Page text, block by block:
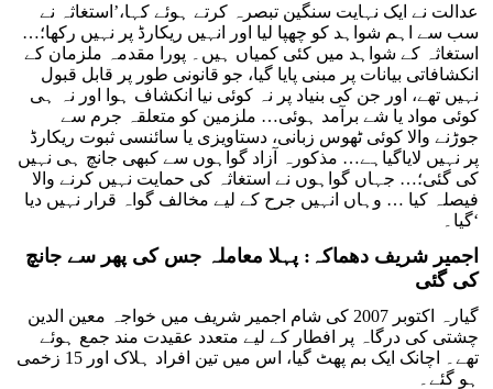
عدالت نے ایک نہایت سنگین تبصرہ کرتے ہوئے کہا،’استغاثہ نے
سب سے اہم شواہد کو چھپا لیا اور انہیں ریکارڈ پر نہیں رکھا؛…
استغاثہ کے شواہد میں کئی کمیاں ہیں۔ پورا مقدمہ ملزمان کے
انکشافاتی بیانات پر مبنی پایا گیا، جو قانونی طور پر قابل قبول
نہیں تھے، اور جن کی بنیاد پر نہ کوئی نیا انکشاف ہوا اور نہ ہی
کوئی مواد یا شے برآمد ہوئی… ملزمین کو متعلقہ جرم سے
جوڑنے والا کوئی ٹھوس زبانی، دستاویزی یا سائنسی ثبوت ریکارڈ
پر نہیں لایاگیاہے… مذکورہ آزاد گواہوں سے کبھی جانچ ہی نہیں
کی گئی؛… جہاں گواہوں نے استغاثہ کی حمایت نہیں کرنے والا
فیصلہ کیا … وہاں انہیں جرح کے لیے مخالف گواہ قرار نہیں دیا
گیا۔‘
اجمیر شریف دھماکہ: پہلا معاملہ جس کی پھر سے جانچ
کی گئی
گیارہ اکتوبر 2007 کی شام اجمیر شریف میں خواجہ معین الدین
چشتی کی درگاہ پر افطار کے لیے متعدد عقیدت مند جمع ہوئے
تھے۔ اچانک ایک بم پھٹ گیا، اس میں تین افراد ہلاک اور 15 زخمی
ہو گئے۔